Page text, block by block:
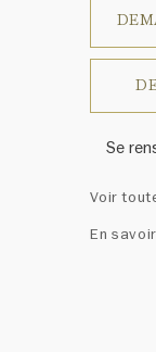
Se
un
Voir
En